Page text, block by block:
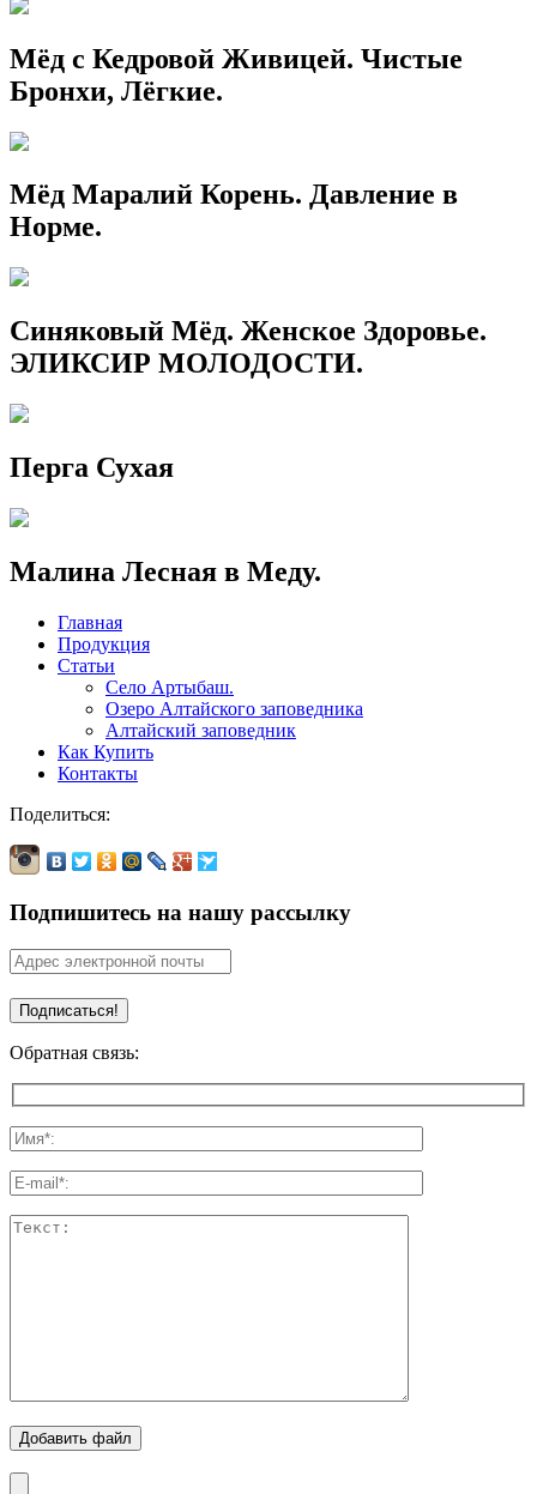
Мёд с Кедровой Живицей. Чистые
Бронхи, Лёгкие.
Мёд Маралий Корень. Давление в
Норме.
Синяковый Мёд. Женское Здоровье.
ЭЛИКСИР МОЛОДОСТИ.
Перга Сухая
Малина Лесная в Меду.
Главная
Продукция
Статьи
Село Артыбаш.
Озеро Алтайского заповедника
Алтайский заповедник
Как Купить
Контакты
Поделиться:
Подпишитесь на нашу рассылку
Обратная связь:
Добавить файл